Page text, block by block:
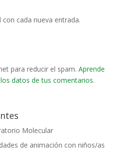
con cada nueva entrada.
para reducir el spam. Aprende
datos de tus comentarios.
Molecular
de animación con niños/as